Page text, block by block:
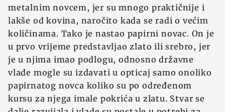
metalnim novcem, jer su mnogo praktičnije i
lakše od kovina, naročito kada se radi o većim
količinama. Tako je nastao papirni novac. On je
u prvo vrijeme predstavljao zlato ili srebro, jer
je u njima imao podlogu, odnosno drž‍avne
vlade mogle su izdavati u opticaj samo onoliko
papirnatog novca koliko su po određenom
kursu za njega imale pokrića u zlatu. Stvar se